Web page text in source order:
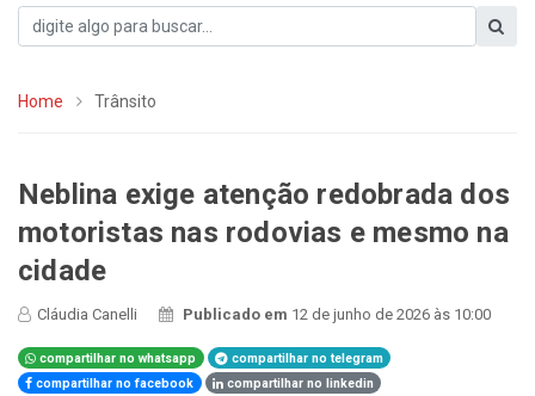
Home Trânsito
Neblina exige atenção redobrada dos
motoristas nas rodovias e mesmo na
cidade
Cláudia Canelli Publicado em 12 de junho de 2026 às 10:00
compartilhar no whatsapp
compartilhar no telegram
compartilhar no facebook
compartilhar no linkedin